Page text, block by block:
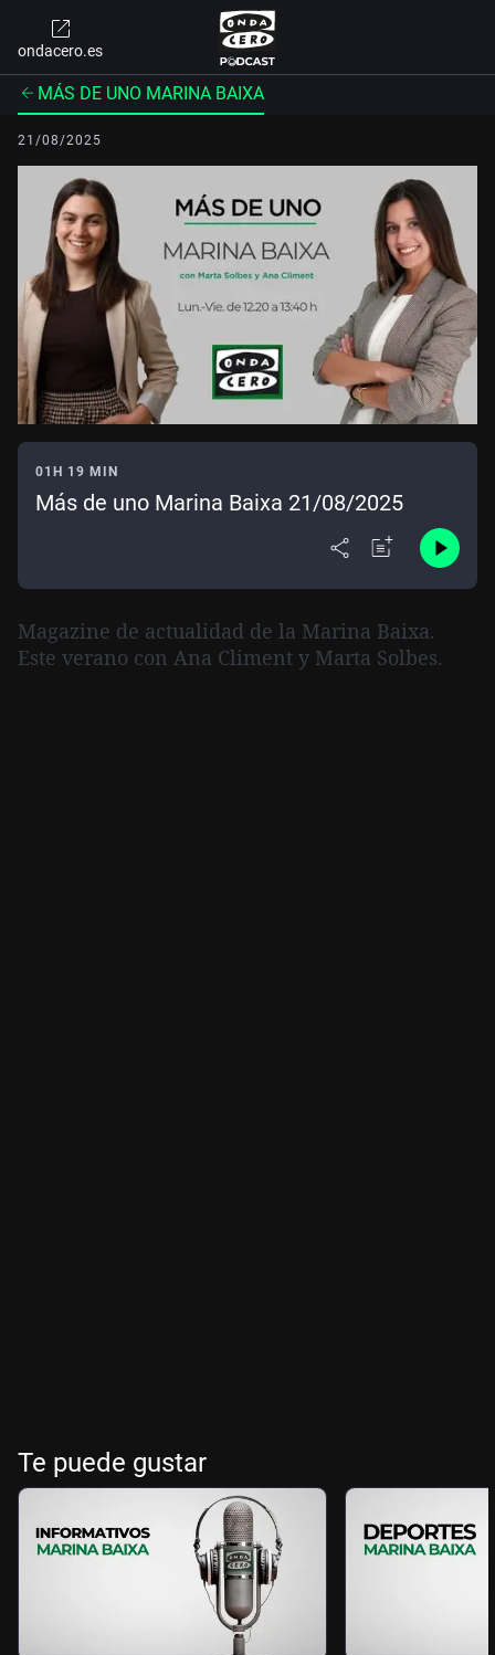
ondacero.es
MÁS DE UNO MARINA BAIXA
21/08/2025
01H 19 MIN
Más de uno Marina Baixa 21/08/2025
Magazine de actualidad de la Marina Baixa.
Este verano con Ana Climent y Marta Solbes.
Te puede gustar